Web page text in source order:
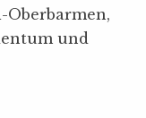
und